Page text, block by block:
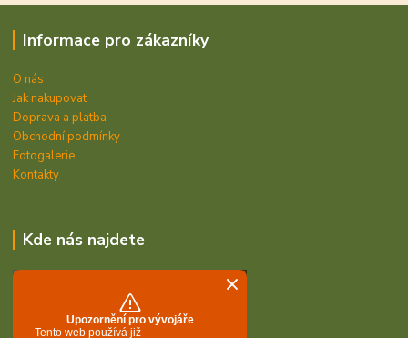
Informace pro zákazníky
O nás
Jak nakupovat
Doprava a platba
Obchodní podmínky
Fotogalerie
Kontakty
Kde nás najdete